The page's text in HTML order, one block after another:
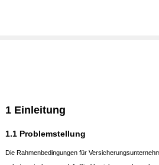
1 Einleitung
1.1 Problemstellung
Die Rahmenbedingungen für